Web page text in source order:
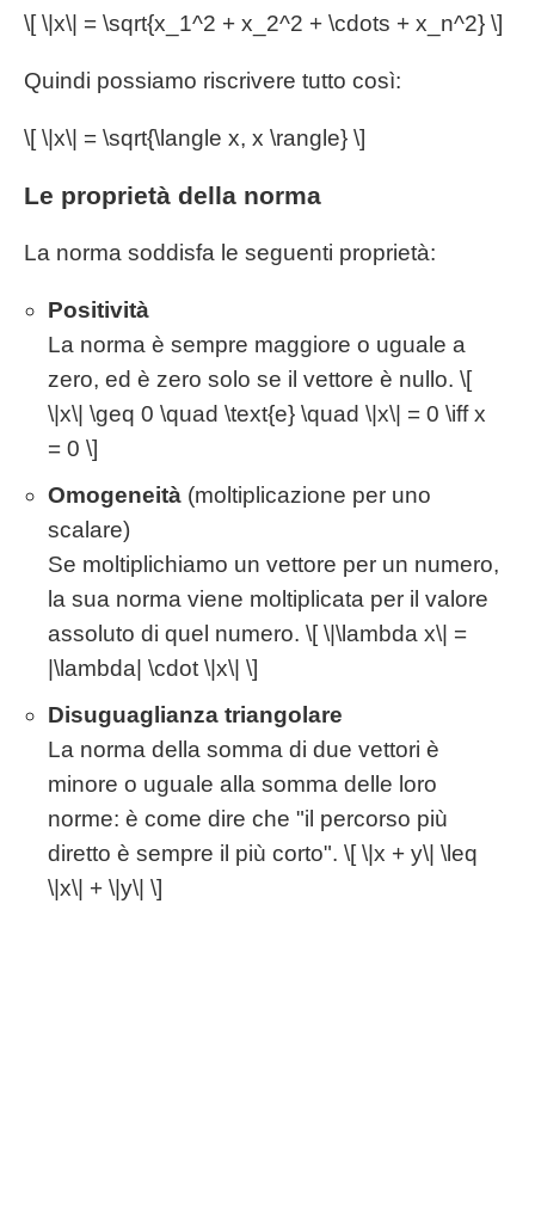
\[ \|x\| = \sqrt{x_1^2 + x_2^2 + \cdots + x_n^2} \]
Quindi possiamo riscrivere tutto così:
\[ \|x\| = \sqrt{\langle x, x \rangle} \]
Le proprietà della norma
La norma soddisfa le seguenti proprietà:
Positività
La norma è sempre maggiore o uguale a
zero, ed è zero solo se il vettore è nullo. \[
\|x\| \geq 0 \quad \text{e} \quad \|x\| = 0 \iff x
= 0 \]
Omogeneità (moltiplicazione per uno
scalare)
Se moltiplichiamo un vettore per un numero,
la sua norma viene moltiplicata per il valore
assoluto di quel numero. \[ \|\lambda x\| =
|\lambda| \cdot \|x\| \]
Disuguaglianza triangolare
La norma della somma di due vettori è
minore o uguale alla somma delle loro
norme: è come dire che "il percorso più
diretto è sempre il più corto". \[ \|x + y\| \leq
\|x\| + \|y\| \]